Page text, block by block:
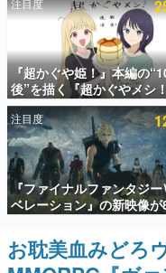
電ファミのいま読まれ
アプリセール情報
インタビュー
連載・特集
殿堂入り
SNS拡散数
ど。多くの人
事をまとめ
ゲームの
名作ゲームク
注目度
『超かぐや姫！』本編の
後”を描く『超かぐやメシ
Web連載決定。新たな
ガレーベル「ビビビコミッ
にて特別話が掲載スタート
のお話には…まだ続きがあ
注目度
『ファイナルファンタジ
ベレーション』の新映像が
26日早朝に公開へ。『FF7
メイクシリーズの完結編、
「gamescom」のオープ
ナイトライブにてディレク
お耽美血みどろ